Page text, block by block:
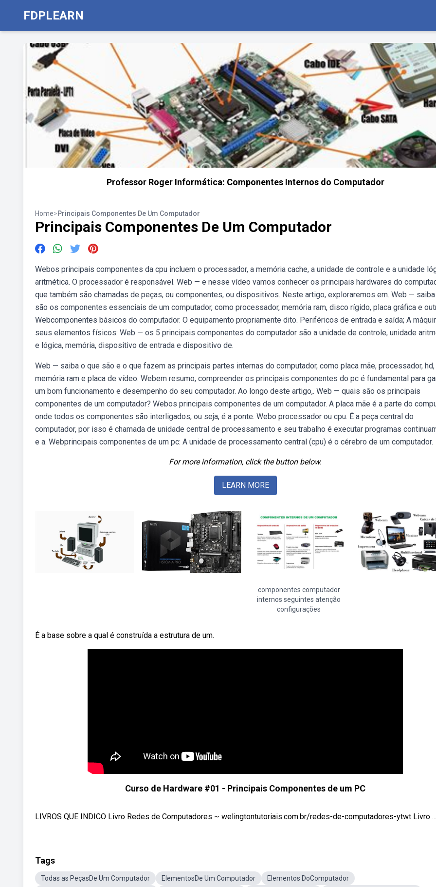
FDPLEARN
Professor Roger Informática: Componentes Internos do Computador
Home>Principais Componentes De Um Computador
Principais Componentes De Um Computador
Webos principais componentes da cpu incluem o processador, a memória cache, a unidade de controle e a unidade
aritmética. O processador é responsável. Web — e nesse vídeo vamos conhecer os principais hardwares do
que também são chamadas de peças, ou componentes, ou dispositivos. Neste artigo, exploraremos em. Web —
são os componentes essenciais de um computador, como processador, memória ram, disco rígido, placa gráfica e
Webcomponentes básicos do computador. O equipamento propriamente dito. Periféricos de entrada e saída; A
seus elementos físicos: Web — os 5 principais componentes do computador são a unidade de controle, unidade
e lógica, memória, dispositivo de entrada e dispositivo de.
Web — saiba o que são e o que fazem as principais partes internas do computador, como placa mãe, processador, hd,
memória ram e placa de vídeo. Webem resumo, compreender os principais componentes do pc é fundamental para
um bom funcionamento e desempenho do seu computador. Ao longo deste artigo,. Web — quais são os principais
componentes de um computador? Webos principais componentes de um computador. A placa mãe é a parte do
onde todos os componentes são interligados, ou seja, é a ponte. Webo processador ou cpu. É a peça central do
computador, por isso é chamada de unidade central de processamento e seu trabalho é executar programas
e a. Webprincipais componentes de um pc: A unidade de processamento central (cpu) é o cérebro de um computador.
For more information, click the button below.
LEARN MORE
componentes computador
internos seguintes atenção
configurações
É a base sobre a qual é construída a estrutura de um.
Curso de Hardware #01 - Principais Componentes de um PC
LIVROS QUE INDICO Livro Redes de Computadores ~ welingtontutoriais.com.br/redes-de-computadores-ytwt Livro ...
Tags
Todas as PeçasDe Um Computador ElementosDe Um Computador
Elementos DoComputador